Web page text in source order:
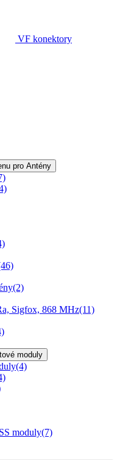
VF konektory
pro Antény
(2)
Sigfox, 868 MHz(11)
moduly
(4)
moduly(7)